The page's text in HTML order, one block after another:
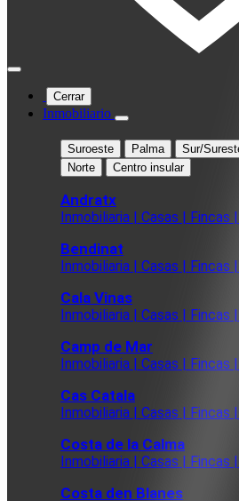
Cerrar
Inmobiliario
Suroeste Palma Sur/
Norte
Centro insular
Andratx
Inmobiliaria | Casas |
Bendinat
Inmobiliaria | Casas |
Cala Vinas
Inmobiliaria | Casas |
Camp de Mar
Inmobiliaria | Casas |
Cas Catala
Inmobiliaria | Casas |
Costa de la Calma
Inmobiliaria | Casas |
Costa den Blanes